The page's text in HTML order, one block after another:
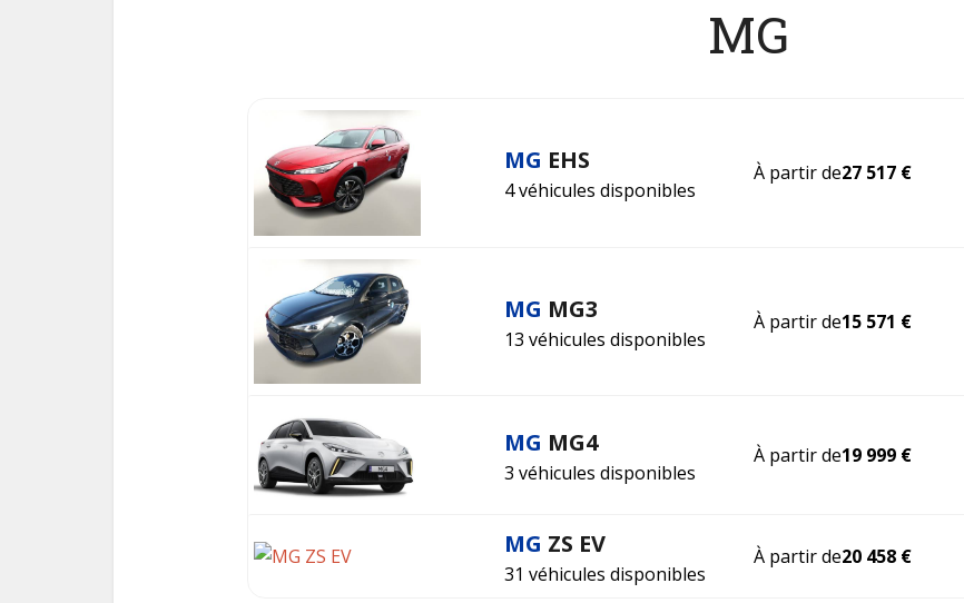
MG
MG EHS
4 véhicules disponibles
À partir de27 517 €
MG MG3
13 véhicules disponibles
À partir de15 571 €
MG MG4
3 véhicules disponibles
À partir de19 999 €
MG ZS EV
31 véhicules disponibles
À partir de20 458 €